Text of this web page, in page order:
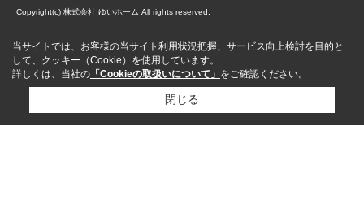
Copyright(c) 株式会社 ゆいホーム All rights reserved.
当サイトでは、お客様の当サイト利用状況把握、サービス向上検討を目的と
して、クッキー（Cookie）を使用しています。
詳しくは、当社の 「Cookieの取扱いについて」 をご確認ください。
閉じる